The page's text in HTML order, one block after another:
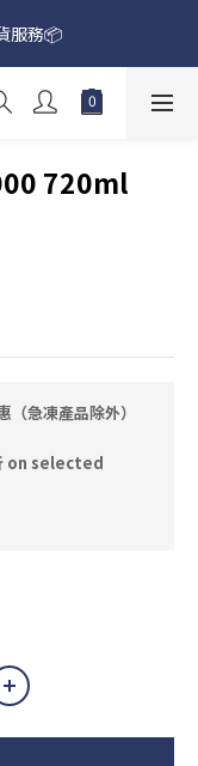
服務📦
服務📦
你高達$80買酒現金劵
服務📦720ml
急凍產品除外）
on selected